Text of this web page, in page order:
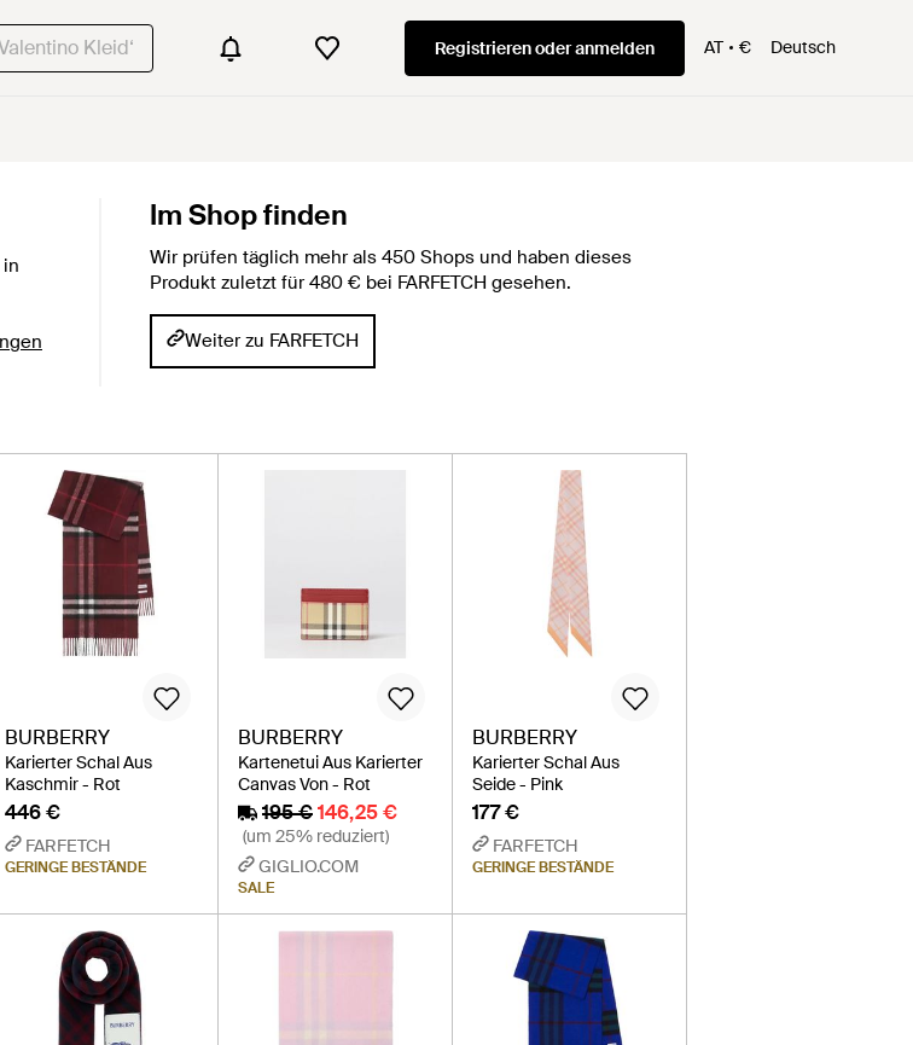
Registrieren oder anmelden AT € Deutsch
Im Shop finden
Wir prüfen täglich mehr als 450 Shops und haben dieses
Produkt zuletzt für 480 € bei FARFETCH gesehen.
Weiter zu FARFETCH
BURBERRY
Karierter Schal Aus
Kaschmir - Rot
446 €
FARFETCH
GERINGE BESTÄNDE
BURBERRY
Kartenetui Aus Karierter
Canvas Von - Rot
195 € 146,25 €
(um 25% reduziert)
GIGLIO.COM
SALE
BURBERRY
Karierter Schal Aus
Seide - Pink
177 €
FARFETCH
GERINGE BESTÄNDE